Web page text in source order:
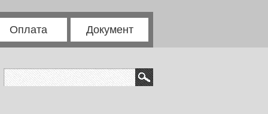
Оплата Документ